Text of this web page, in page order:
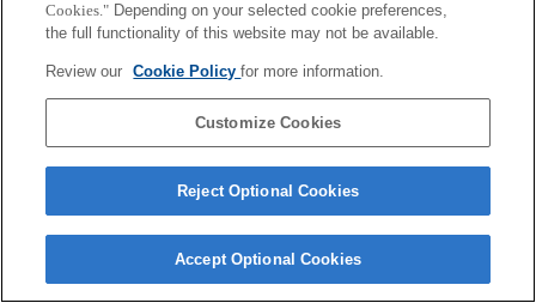
Cookies." Depending on your selected cookie preferences,
the full functionality of this website may not be available.
Review our Cookie Policyfor more information.
Customize Cookies
Reject Optional Cookies
Accept Optional Cookies